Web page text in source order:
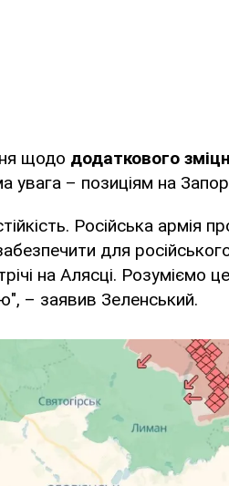
щодо додаткового
увага – позиціям на
Російська армія
для
на Алясці.
– заявив Зеленський.